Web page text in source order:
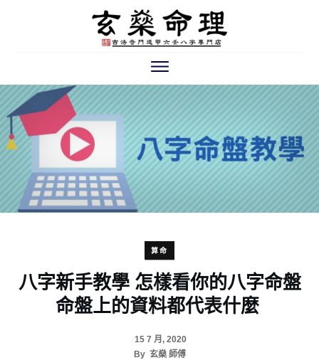
算命
八字新手教學 怎樣看你的八字命盤
命盤上的資料都代表什麼
15 7 月, 2020
By 玄燊 師傅